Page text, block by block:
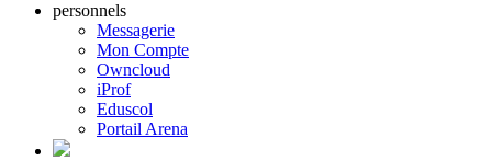
personnels
Messagerie
Mon Compte
Owncloud
iProf
Eduscol
Portail Arena